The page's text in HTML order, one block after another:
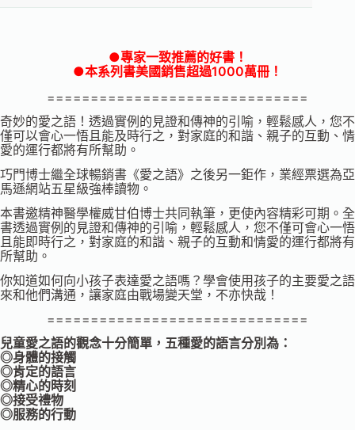
●專家一致推薦的好書！
●本系列書美國銷售超過1000萬冊！
==============================
奇妙的愛之語！透過實例的見證和傳神的引喻，輕鬆感人，您不
僅可以會心一悟且能及時行之，對家庭的和諧、親子的互動、情
愛的運行都將有所幫助。
巧門博士繼全球暢銷書《愛之語》之後另一鉅作，業經票選為亞
馬遜網站五星級強棒讀物。
本書邀精神醫學權威甘伯博士共同執筆，更使內容精彩可期。全
書透過實例的見證和傳神的引喻，輕鬆感人，您不僅可會心一悟
且能即時行之，對家庭的和諧、親子的互動和情愛的運行都將有
所幫助。
你知道如何向小孩子表達愛之語嗎？學會使用孩子的主要愛之語
來和他們溝通，讓家庭由戰場變天堂，不亦快哉！
==============================
兒童愛之語的觀念十分簡單，五種愛的語言分別為：
◎身體的接觸
◎肯定的語言
◎精心的時刻
◎接受禮物
◎服務的行動